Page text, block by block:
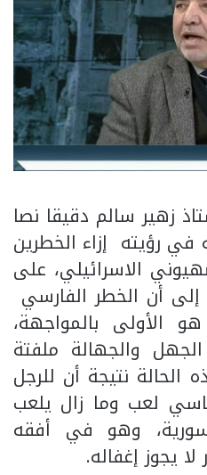
زهير سالم دقيقا نصا
رؤيته إزاء الخطرين
الاسرائيلي، على
أن الخطر الفارسي
الأولى بالمواجهة،
والجهالة ملفتة
الحالة نتيجة أن للرجل
لعب وما زال يلعب
وهو في أفقه
يجوز إغفاله.